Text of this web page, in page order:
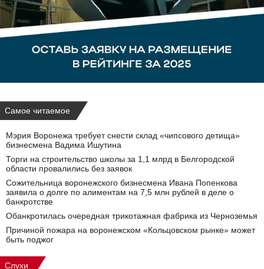
Самое читаемое
Мэрия Воронежа требует снести склад «чипсового детища»
бизнесмена Вадима Ишутина
Торги на строительство школы за 1,1 млрд в Белгородской
области провалились без заявок
Сожительница воронежского бизнесмена Ивана Попенкова
заявила о долге по алиментам на 7,5 млн рублей в деле о
банкротстве
Обанкротилась очередная трикотажная фабрика из Черноземья
Причиной пожара на воронежском «Кольцовском рынке» может
быть поджог
Слухи